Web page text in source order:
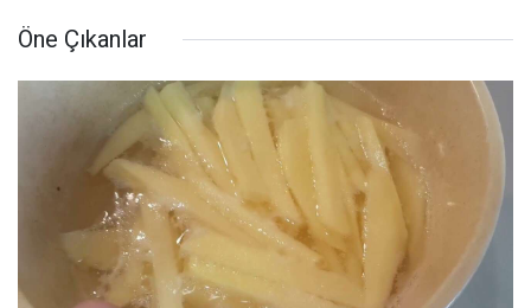
Öne Çıkanlar